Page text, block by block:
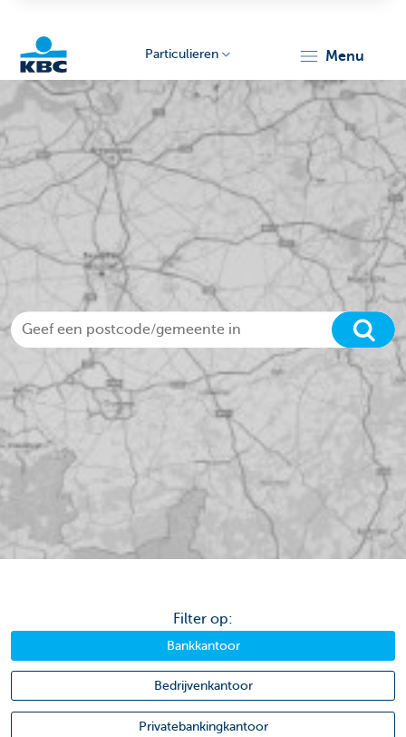
Particulieren
Particulieren menu
Filter op:
Bankkantoor
Bedrijvenkantoor
Privatebankingkantoor